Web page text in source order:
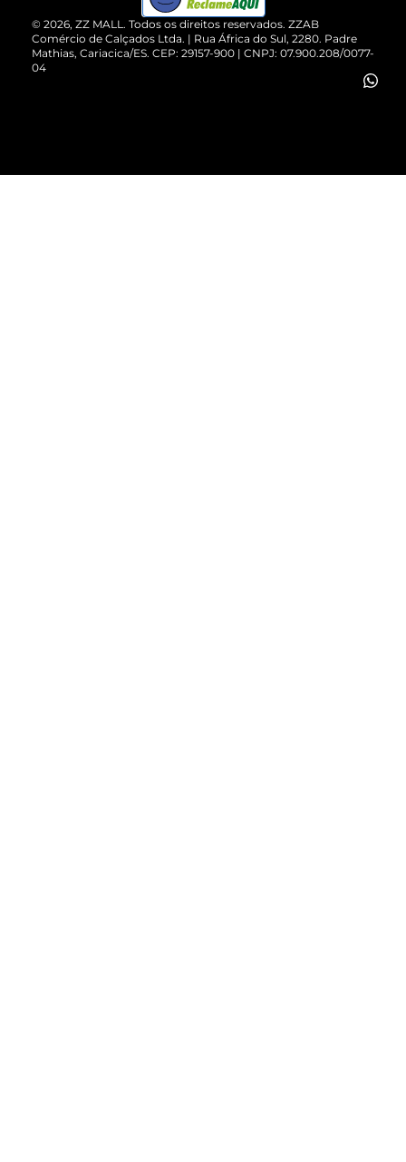
Cartão Presente
Vendas Corporativas
© 2026, ZZ MALL. Todos os direitos reservados. ZZAB
Comércio de Calçados Ltda. | Rua África do Sul, 2280. Padre
Mathias, Cariacica/ES. CEP: 29157-900 | CNPJ: 07.900.208/0077-
04